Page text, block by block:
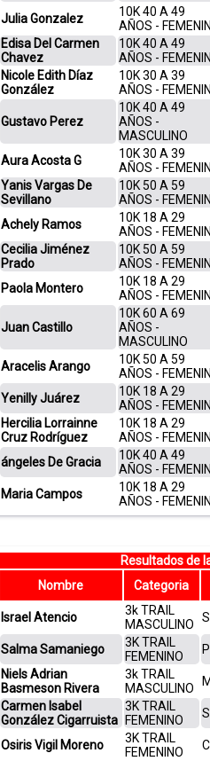
Julia Gonzalez
10K 40 A 49
AÑOS -
Edisa Del Carmen
Chavez
10K 40 A 49
AÑOS -
Nicole Edith Díaz
González
10K 30 A 39
AÑOS -
Gustavo Perez
10K 40 A 49
AÑOS -
MASCULINO
Aura Acosta G
10K 30 A 39
AÑOS -
Yanis Vargas De
Sevillano
10K 50 A 59
AÑOS -
Achely Ramos
10K 18 A 29
AÑOS -
Cecilia Jiménez
Prado
10K 50 A 59
AÑOS -
Paola Montero
10K 18 A 29
AÑOS -
Juan Castillo
10K 60 A 69
AÑOS -
MASCULINO
Aracelis Arango
10K 50 A 59
AÑOS -
Yenilly Juárez
10K 18 A 29
AÑOS -
Hercilia Lorrainne
Cruz Rodríguez
10K 18 A 29
AÑOS -
ángeles De Gracia
10K 40 A 49
AÑOS -
Maria Campos
10K 18 A 29
AÑOS -
Resultados de
Nombre Categoria
Israel Atencio
3k TRAIL
MASCULINO
Salma Samaniego
3K TRAIL
FEMENINO
Niels Adrian
Basmeson Rivera
3k TRAIL
MASCULINO
Carmen Isabel
González Cigarruista
3K TRAIL
FEMENINO
Osiris Vigil Moreno
3K TRAIL
FEMENINO